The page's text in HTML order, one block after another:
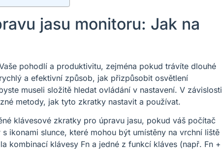
jasu monitoru: Jak na
pohodlí a produktivitu, zejména pokud trávíte dlouhé
a efektivní způsob, jak přizpůsobit osvětlení
museli složitě hledat ovládání v nastavení. V závislosti
metody, jak tyto zkratky nastavit a používat.
klávesové zkratky pro úpravu jasu, pokud váš počítač
ikonami slunce, které mohou být umístěny na vrchní liště
kombinací klávesy Fn a jedné z funkcí kláves (např. Fn +